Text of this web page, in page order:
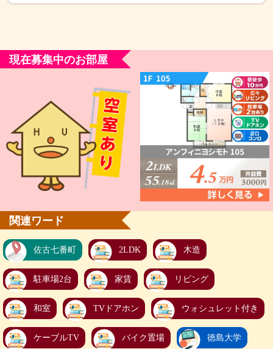
現在募集中のお部屋
関連ワード
佐古七番町 2LDK 木造
駐車場2台 家賃 リビング
和室 TVドアホン ウォシュレット付き
ケーブルTV バイク置場 徳島大学